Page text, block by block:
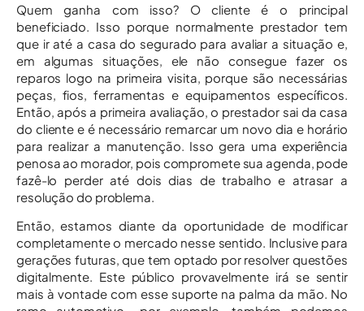
Quem ganha com isso? O cliente é o principal
beneficiado. Isso porque normalmente prestador tem
que ir até a casa do segurado para avaliar a situação e,
em algumas situações, ele não consegue fazer os
reparos logo na primeira visita, porque são necessárias
peças, fios, ferramentas e equipamentos específicos.
Então, após a primeira avaliação, o prestador sai da casa
do cliente e é necessário remarcar um novo dia e horário
para realizar a manutenção. Isso gera uma experiência
penosa ao morador, pois compromete sua agenda, pode
fazê-lo perder até dois dias de trabalho e atrasar a
resolução do problema.
Então, estamos diante da oportunidade de modificar
completamente o mercado nesse sentido. Inclusive para
gerações futuras, que tem optado por resolver questões
digitalmente. Este público provavelmente irá se sentir
mais à vontade com esse suporte na palma da mão. No